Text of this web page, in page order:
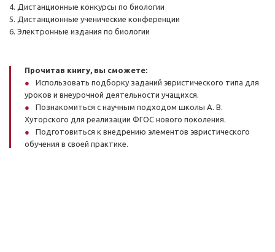
4. Дистанционные конкурсы по биологии
5. Дистанционные ученические конференции
6. Электронные издания по биологии
Прочитав книгу, вы сможете:
Использовать подборку заданий эвристического типа для
уроков и внеурочной деятельности учащихся.
Познакомиться с научным подходом школы А. В.
Хуторского для реализации ФГОС нового поколения.
Подготовиться к внедрению элементов эвристического
обучения в своей практике.